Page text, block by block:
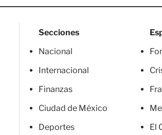
Secciones
Nacional
Internacional
Finanzas
Ciudad de México
Deportes
El